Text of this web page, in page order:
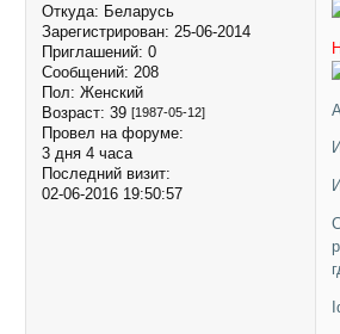
Откуда: Беларусь
Зарегистрирован: 25-06-2014
Приглашений: 0
Сообщений: 208
Пол: Женский
Возраст: 39 [1987-05-12]
Провел на форуме:
3 дня 4 часа
Последний визит:
02-06-2016 19:50:57